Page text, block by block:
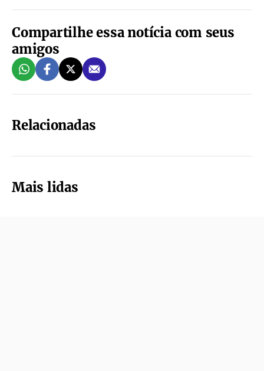
Compartilhe essa notícia com seus
amigos
Relacionadas
Mais lidas